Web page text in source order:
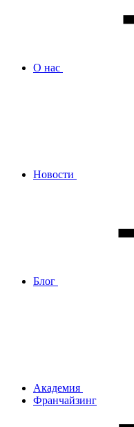
О нас
Новости
Блог
Академия
Франчайзинг